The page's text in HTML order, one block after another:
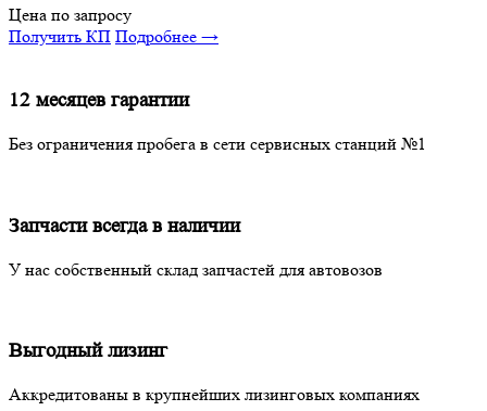
Цена по запросу
Получить КП Подробнее →
12 месяцев гарантии
Без ограничения пробега в сети сервисных станций №1
Запчасти всегда в наличии
У нас собственный склад запчастей для автовозов
Выгодный лизинг
Аккредитованы в крупнейших лизинговых компаниях